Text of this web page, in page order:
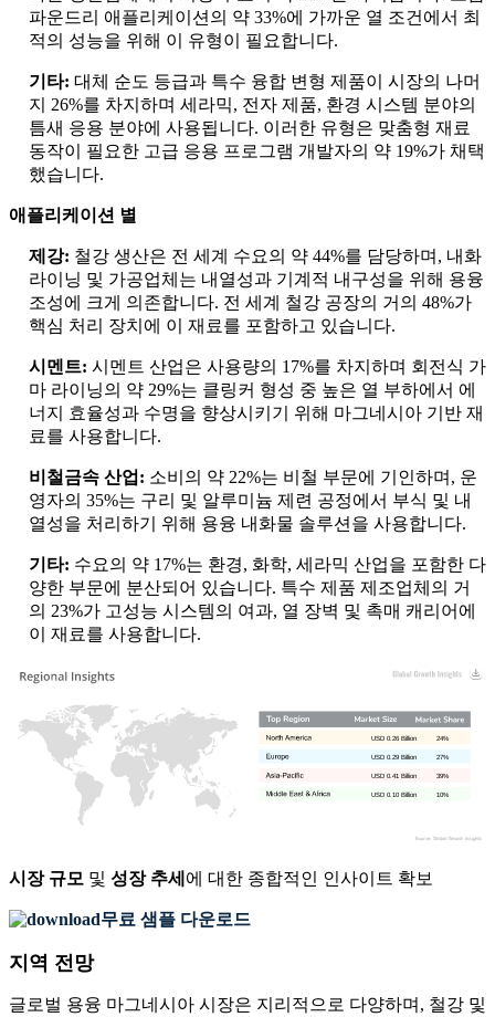
파운드리 애플리케이션의 약 33%에 가까운 열 조건에서 최
적의 성능을 위해 이 유형이 필요합니다.
기타: 대체 순도 등급과 특수 융합 변형 제품이 시장의 나머
지 26%를 차지하며 세라믹, 전자 제품, 환경 시스템 분야의
틈새 응용 분야에 사용됩니다. 이러한 유형은 맞춤형 재료
동작이 필요한 고급 응용 프로그램 개발자의 약 19%가 채택
했습니다.
애플리케이션 별
제강: 철강 생산은 전 세계 수요의 약 44%를 담당하며, 내화
라이닝 ​​및 가공업체는 내열성과 기계적 내구성을 위해 용융
조성에 크게 의존합니다. 전 세계 철강 공장의 거의 48%가
핵심 처리 장치에 이 재료를 포함하고 있습니다.
시멘트: 시멘트 산업은 사용량의 17%를 차지하며 회전식 가
마 라이닝의 약 29%는 클링커 형성 중 높은 열 부하에서 에
너지 효율성과 수명을 향상시키기 위해 마그네시아 기반 재
료를 사용합니다.
비철금속 산업: 소비의 약 22%는 비철 부문에 기인하며, 운
영자의 35%는 구리 및 알루미늄 제련 공정에서 부식 및 내
열성을 처리하기 위해 용융 내화물 솔루션을 사용합니다.
기타: 수요의 약 17%는 환경, 화학, 세라믹 산업을 포함한 다
양한 부문에 분산되어 있습니다. 특수 제품 제조업체의 거
의 23%가 고성능 시스템의 여과, 열 장벽 및 촉매 캐리어에
이 재료를 사용합니다.
10%
USD 0.10 Billion
39%
USD 0.41 Billion
27%
USD 0.29 Billion
24%
USD 0.26 Billion
시장 규모 및 성장 추세 에 대한 종합적인 인사이트 확보
무료 샘플 다운로드
지역 전망
글로벌 용융 마그네시아 시장은 지리적으로 다양하며, 철강 및